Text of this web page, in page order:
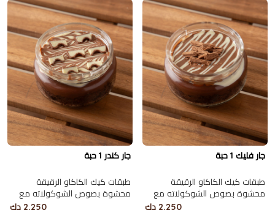
جار فليك 1 حبة
طبقات كيك الكاكاو الرقيقة
محشوة بصوص الشوكولاته مع
2.250 دك
جار كندر 1 حبة
طبقات كيك الكاكاو الرقيقة
محشوة بصوص الشوكولاته مع
الكندر و مغطاة بحبات الكندر2.250 دك